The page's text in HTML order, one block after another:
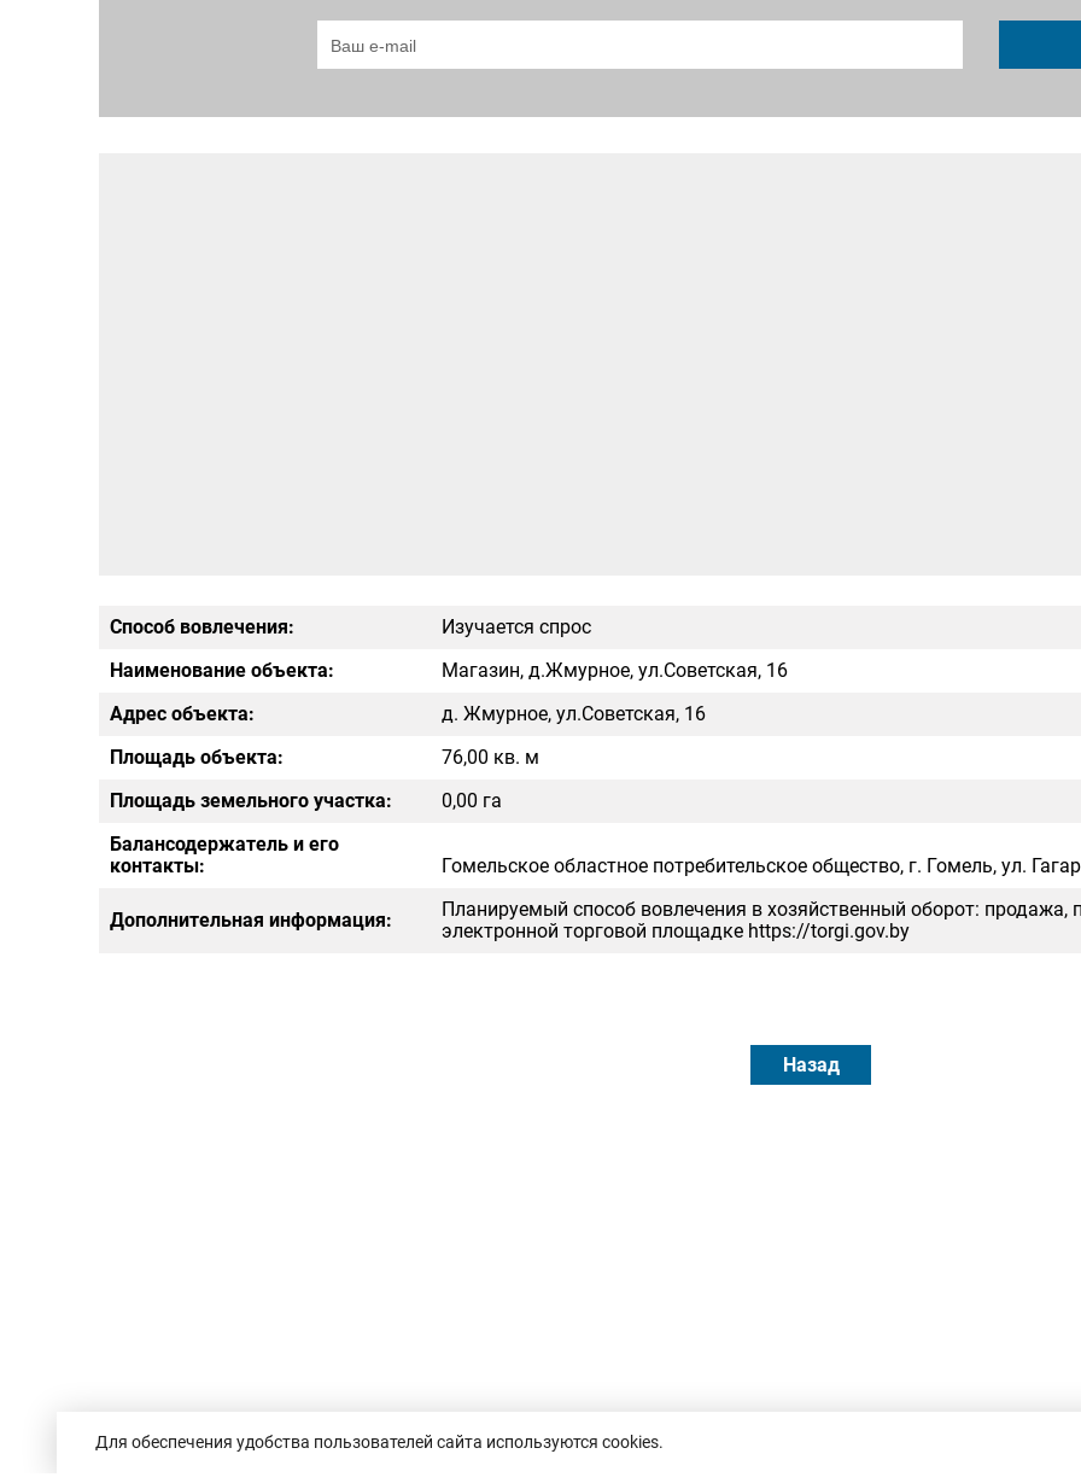
Способ вовлечения:
Изучается спрос
Наименование объекта:
Магазин, д.Жмурное, ул.Советская, 16
Адрес объекта:
д. Жмурное, ул.Советская, 16
Площадь объекта:
76,00 кв. м
Площадь земельного участка:
0,00 га
Балансодержатель и его
контакты:
Гомельское областное потребительское общество, г. Гомель, ул.
Дополнительная информация:
Планируемый способ вовлечения в хозяйственный оборот: продажа,
электронной торговой площадке https://torgi.gov.by
Назад
Для обеспечения удобства пользователей сайта используются cookies.